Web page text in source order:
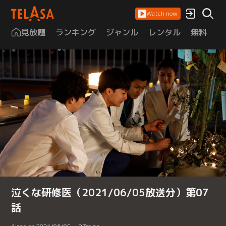
Watch now
見放題 ランキング ジャンル レンタル 無料
泣くな研修医（2021/06/05放送分）第07
話